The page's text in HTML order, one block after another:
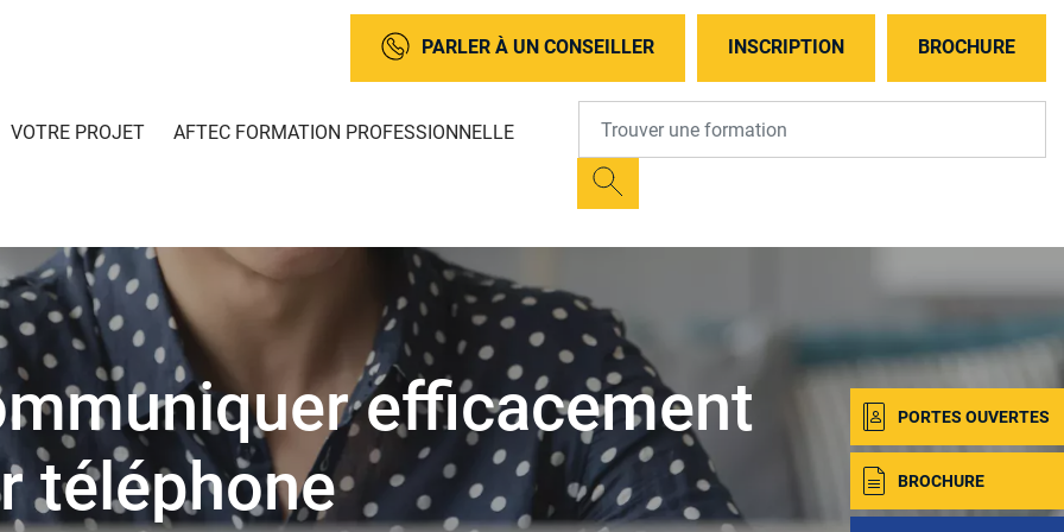
PARLER À UN CONSEILLER INSCRIPTION BROCHURE
VOTRE PROJET AFTEC FORMATION PROFESSIONNELLE
PORTES OUVERTES
BROCHURE
efficacement
téléphone